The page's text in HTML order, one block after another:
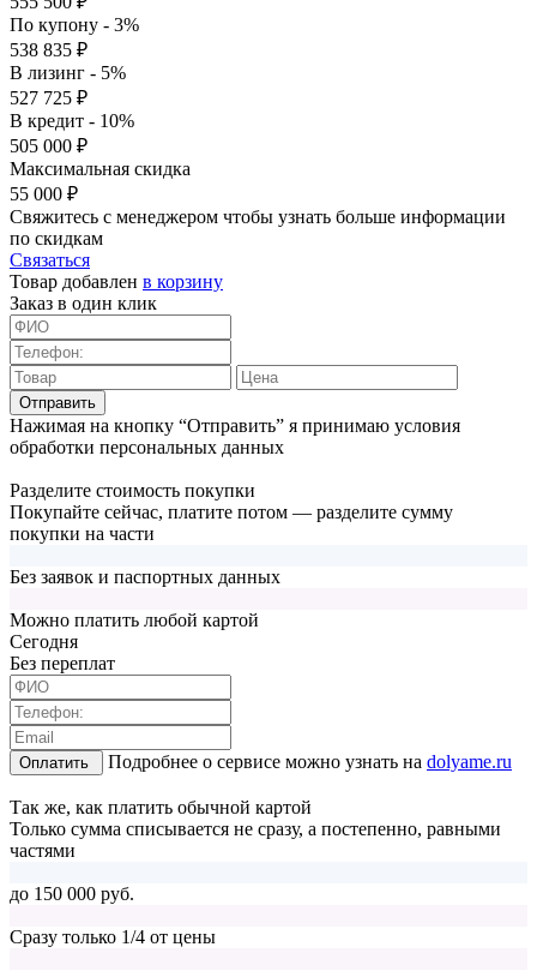
По купону - 3%
538 835 ₽
В лизинг - 5%
527 725 ₽
В кредит - 10%
505 000 ₽
Максимальная скидка
55 000 ₽
Свяжитесь с менеджером чтобы узнать больше информации
по скидкам
Связаться
Товар добавлен в корзину
Заказ в один клик
Отправить
Нажимая на кнопку “Отправить” я принимаю условия
обработки персональных данных
Разделите стоимость покупки
Покупайте сейчас, платите потом — разделите сумму
покупки на части
Без заявок и паспортных данных
Можно платить любой картой
Cегодня
Без переплат
Оплатить Подробнее о сервисе можно узнать на dolyame.ru
Так же, как платить обычной картой
Только сумма списывается не сразу, а постепенно, равными
частями
до 150 000 руб.
Сразу только 1/4 от цены